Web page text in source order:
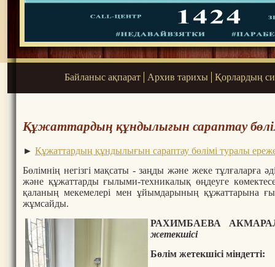
Байланыс ақпарат Архив тарихы Қорлардың
Құжаттардың құндылығын сараптау
► Құжаттардың құндылығын сараптау бөлімі туралы
Бөлімнің негізгі мақсаты - заңды және жеке тұлғаларға
және құжаттарды ғылыми-техникалық өңдеуге
қаланың мекемелері мен ұйымдарының құжаттарына
жұмсайды.
РАХИМБАЕВА
жетекшісі
Бөлім жетекшісі міндетті: